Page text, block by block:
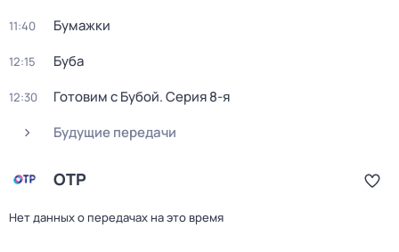
11:40 Бумажки
12:15 Буба
12:30 Готовим с Бубой. Серия 8-я
Будущие передачи
ОТР
Нет данных о передачах на это время